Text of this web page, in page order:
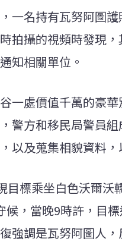
一名持有瓦努阿圖護
拍攝的視頻時發現
知相關單位。
一處價值千萬的豪華
警方和移民局警員
以及蒐集相貌資料，
目標乘坐白色沃爾沃
，當晚9時許，目
強調是瓦努阿圖人，